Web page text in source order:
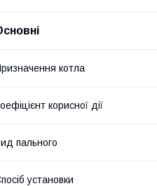
котла
корисної дії
пального
установки